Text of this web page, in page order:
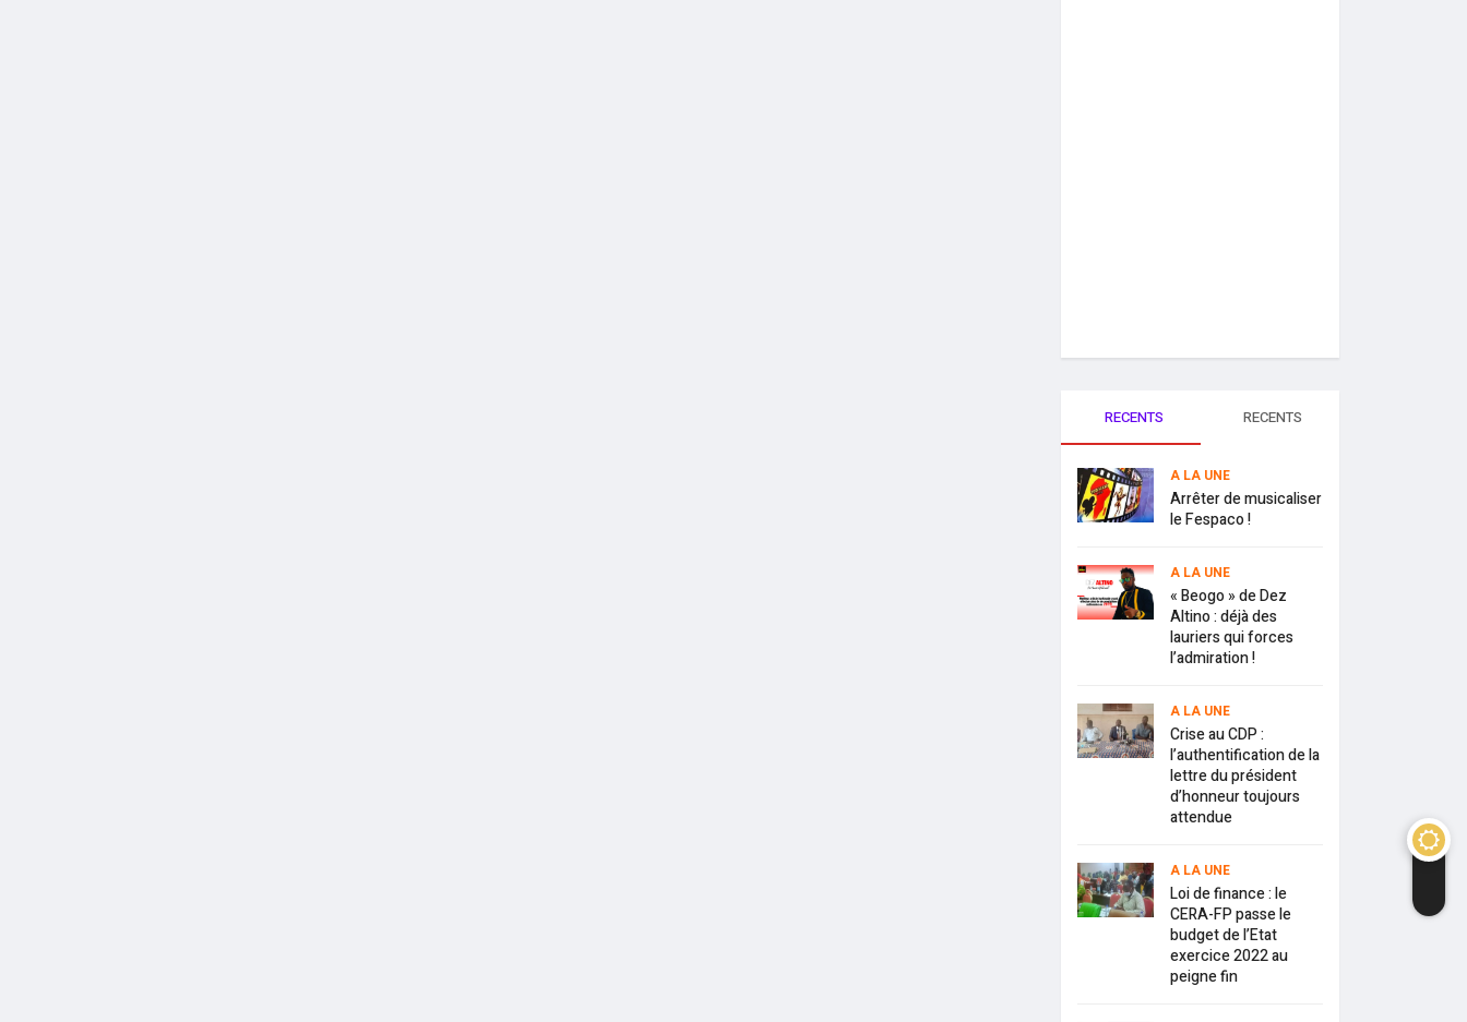
RECENTS RECENTS
A LA UNE
Arrêter de musicaliser
le Fespaco !
A LA UNE
« Beogo » de Dez
Altino : déjà des
lauriers qui forces
l’admiration !
A LA UNE
Crise au CDP :
l’authentification de la
lettre du président
d’honneur toujours
attendue
A LA UNE
Loi de finance : le
CERA-FP passe le
budget de l’Etat
exercice 2022 au
peigne fin